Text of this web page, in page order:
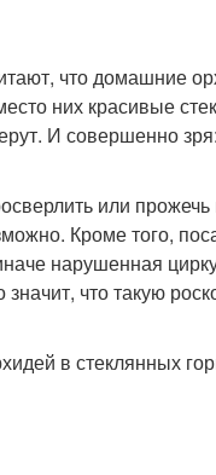
что домашние
них красивые
И совершенно
или
Кроме того,
нарушенная
что такую
в стеклянных